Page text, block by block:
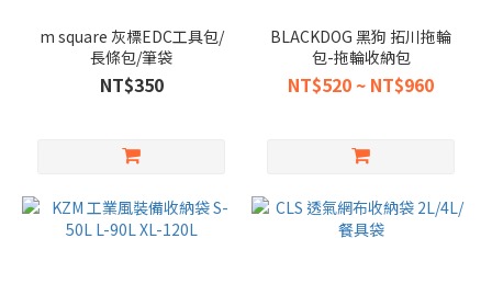
m square 灰標EDC工具包/
長條包/筆袋
NT$350
BLACKDOG 黑狗 拓川拖輪
包-拖輪收納包
NT$520 ~ NT$960